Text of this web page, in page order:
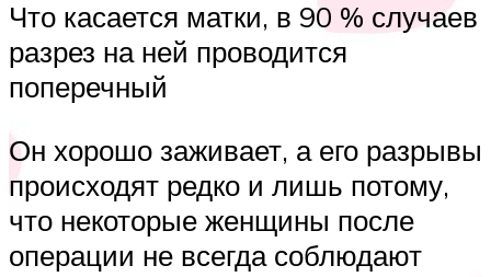
Что касается матки, в 90 % случаев
разрез на ней проводится
поперечный
Он хорошо заживает, а его разрывы
происходят редко и лишь потому,
что некоторые женщины после
операции не всегда соблюдают